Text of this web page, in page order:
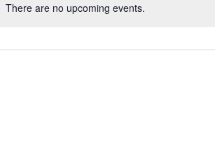
There are no upcoming events.